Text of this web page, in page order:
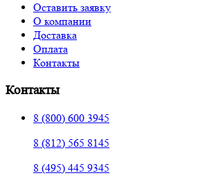
Оставить заявку
О компании
Доставка
Оплата
Контакты
Контакты
8 (800) 600 3945
8 (812) 565 8145
8 (495) 445 9345